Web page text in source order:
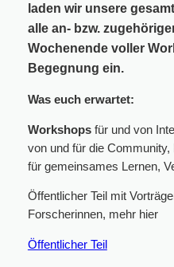
laden wir unsere
alle an- bzw.
Wochenende voller
Begegnung ein.
Was euch erwartet:
Workshopsfür und von
von und für die
für gemeinsames Lernen,
Öffentlicher Teil mit
Forscherinnen, mehr hier
Öffentlicher Teil